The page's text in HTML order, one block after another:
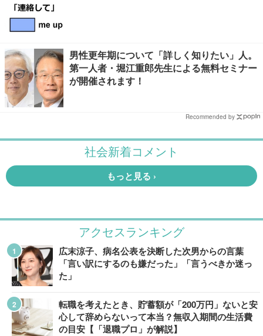
男性更年期について「詳しく知りたい」人。
第一人者・堀江重郎先生による無料セミナー
が開催されます！
Recommended by
アクセスランキング
広末涼子、病名公表を決断した次男からの言葉
「言い訳にするのも嫌だった」「言うべきか迷っ
た」
転職を考えたとき、貯蓄額が「200万円」ないと安
心して辞めらないって本当？無収入期間の生活費
の目安【「退職プロ」が解説】